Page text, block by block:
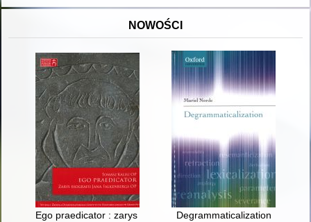
NOWOŚCI
Ego praedicator : zarys biografii Jana Falkenberga OP
Degrammaticalization